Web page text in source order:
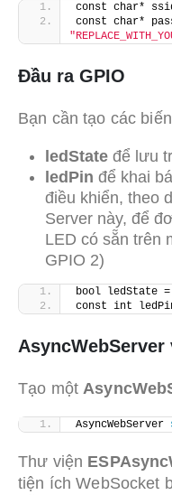
const char*
Đầu ra GPIO
Bạn cần tạo các
ledStateđể lưu
ledPin để khai
điều khiển, theo
Server này, để
LED có sẵn trên
GPIO 2)
bool ledState =
const int
AsyncWebServer
Tạo một
AsyncWebServer
Thư viện
tiện ích WebSocket